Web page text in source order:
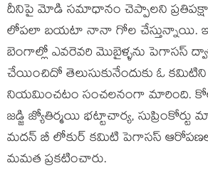
దీనిపై మోడి సమాధానం చెప్పాలని
లోపలా బయటా నానా గోల చేస్తున్నాయి.
బెంగాల్లో ఎవరెవరి మొబైళ్ళను పెగాసస్
చేయించిదో తెలుసుకునేందుకు ఓ
నియమించటం సంచలనంగా మారింది. కోల్
జడ్జి జ్యోతిర్మయి భట్టాచార్య,
మదన్ బీ లోకుర్ కమిటి పెగాసస్
మమత ప్రకటించారు.